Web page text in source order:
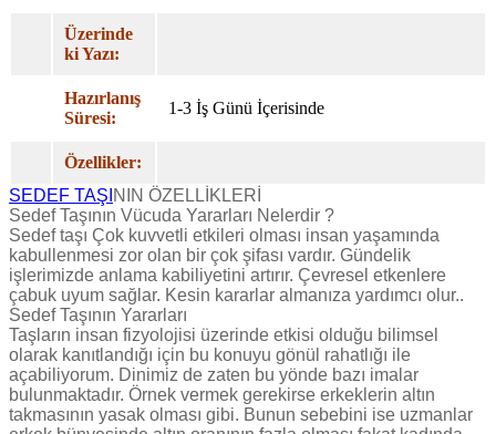
Üzerinde
ki Yazı:
Hazırlanış
Süresi:
1-3 İş Günü İçerisinde
Özellikler:
SEDEF TAŞI NIN ÖZELLİKLERİ
Sedef Taşının Vücuda Yararları Nelerdir ?
Sedef taşı Çok kuvvetli etkileri olması insan yaşamında
kabullenmesi zor olan bir çok şifası vardır. Gündelik
işlerimizde anlama kabiliyetini artırır. Çevresel etkenlere
çabuk uyum sağlar. Kesin kararlar almanıza yardımcı olur..
Sedef Taşının Yararları
Taşların insan fizyolojisi üzerinde etkisi olduğu bilimsel
olarak kanıtlandığı için bu konuyu gönül rahatlığı ile
açabiliyorum. Dinimiz de zaten bu yönde bazı imalar
bulunmaktadır. Örnek vermek gerekirse erkeklerin altın
takmasının yasak olması gibi. Bunun sebebini ise uzmanlar